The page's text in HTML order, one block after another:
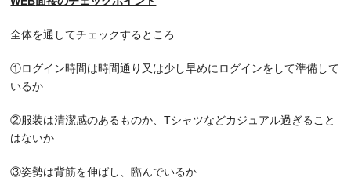
全体を通してチェックするところ
①ログイン時間は時間通り又は少し早めにログインをして準備して
いるか
②服装は清潔感のあるものか、Tシャツなどカジュアル過ぎること
はないか
③姿勢は背筋を伸ばし、臨んでいるか